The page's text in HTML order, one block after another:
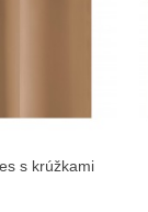
do košíka
s krúžkami